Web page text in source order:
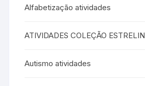
Alfabetização atividades
ATIVIDADES COLEÇÃO
Autismo atividades